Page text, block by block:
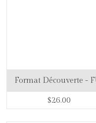
Format Découverte -
$26.00